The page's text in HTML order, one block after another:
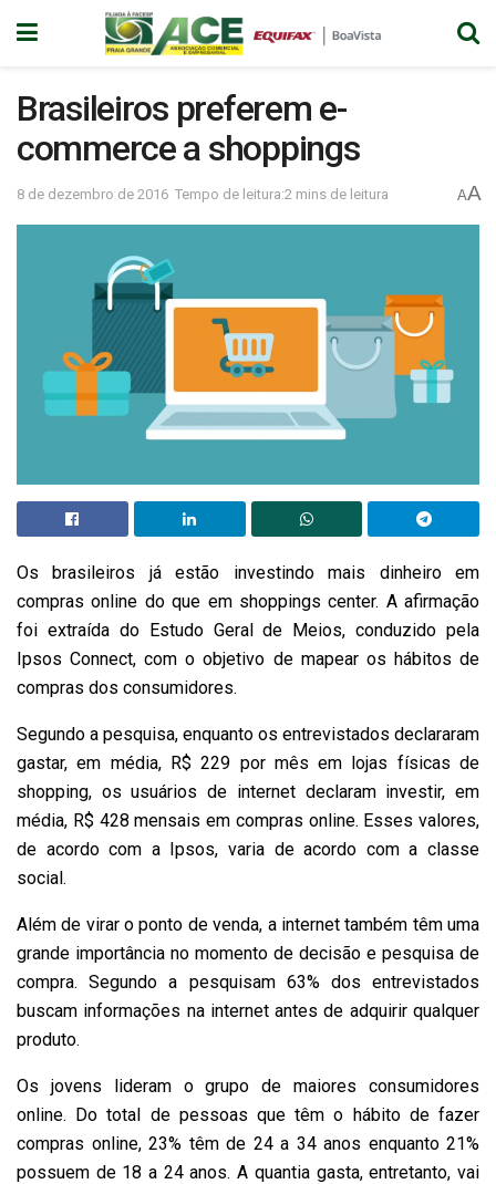
Brasileiros preferem e-
commerce a shoppings
8 de dezembro de 2016 Tempo de leitura:2 mins de leitura AA
Os brasileiros já estão investindo mais dinheiro em
compras online do que em shoppings center. A afirmação
foi extraída do Estudo Geral de Meios, conduzido pela
Ipsos Connect, com o objetivo de mapear os hábitos de
compras dos consumidores.
Segundo a pesquisa, enquanto os entrevistados declararam
gastar, em média, R$ 229 por mês em lojas físicas de
shopping, os usuários de internet declaram investir, em
média, R$ 428 mensais em compras online. Esses valores,
de acordo com a Ipsos, varia de acordo com a classe
social.
Além de virar o ponto de venda, a internet também têm uma
grande importância no momento de decisão e pesquisa de
compra. Segundo a pesquisam 63% dos entrevistados
buscam informações na internet antes de adquirir qualquer
produto.
Os jovens lideram o grupo de maiores consumidores
online. Do total de pessoas que têm o hábito de fazer
compras online, 23% têm de 24 a 34 anos enquanto 21%
possuem de 18 a 24 anos. A quantia gasta, entretanto, vai